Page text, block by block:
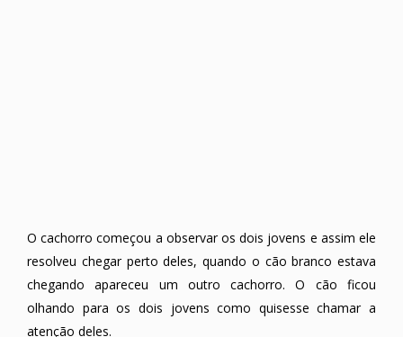
O cachorro começou a observar os dois jovens e assim ele
resolveu chegar perto deles, quando o cão branco estava
chegando apareceu um outro cachorro. O cão ficou
olhando para os dois jovens como quisesse chamar a
atenção deles.